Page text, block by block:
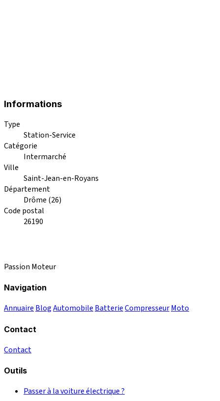
Informations
Type
Station-Service
Catégorie
Intermarché
Ville
Saint-Jean-en-Royans
Département
Drôme (26)
Code postal
26190
Passion Moteur
Navigation
Annuaire BlogAutomobile BatterieCompresseurMoto
Contact
Contact
Outils
Passer à la voiture électrique ?